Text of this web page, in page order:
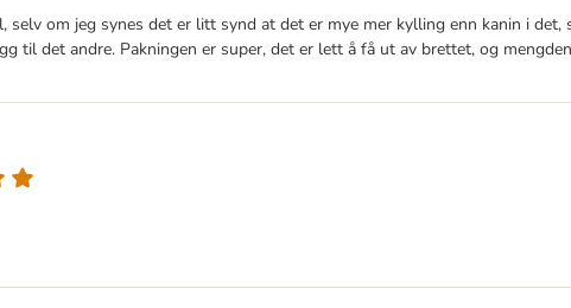
om jeg synes det er litt synd at det er mye mer kylling enn kanin i
til det andre. Pakningen er super, det er lett å få ut av brettet, og